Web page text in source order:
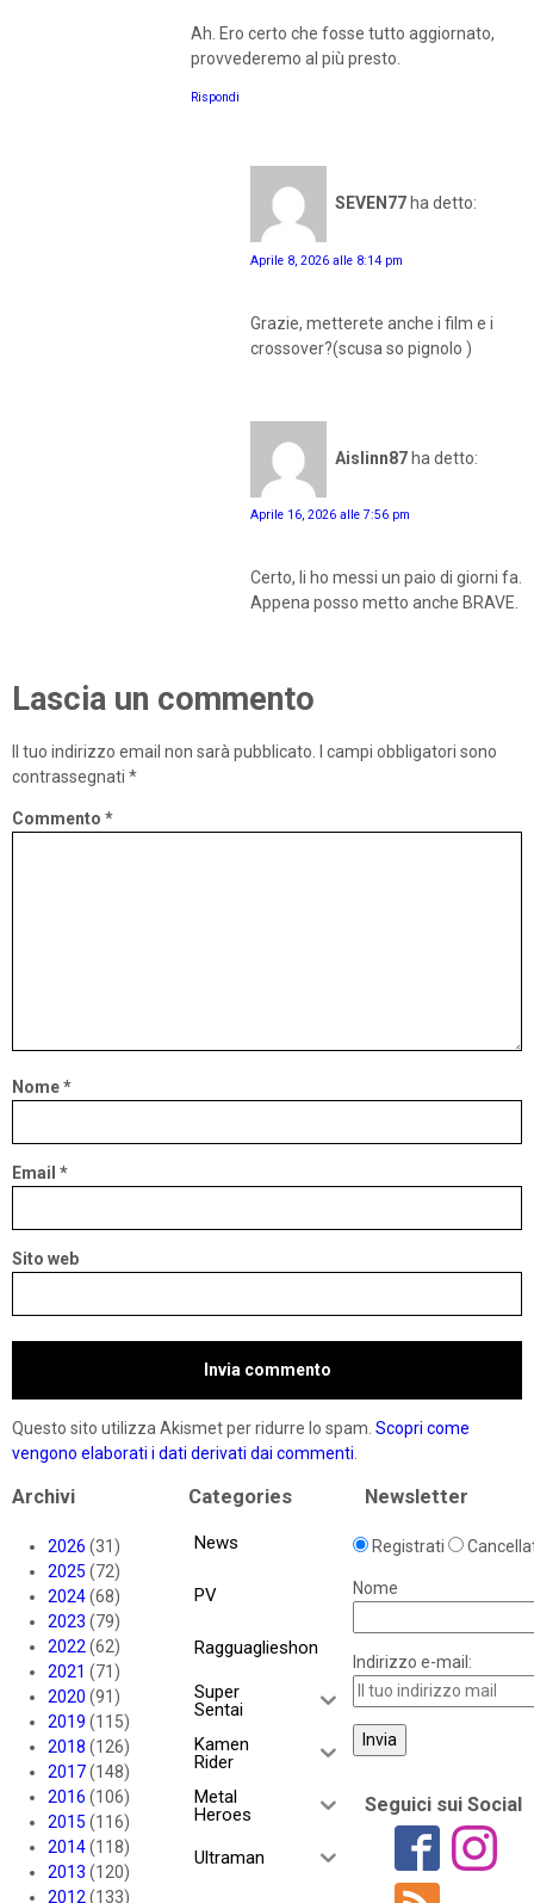
Ah. Ero certo che fosse tutto aggiornato,
provvederemo al più presto.
Rispondi
SEVEN77 ha detto:
Aprile 8, 2026 alle 8:14 pm
Grazie, metterete anche i film e i
crossover?(scusa so pignolo )
Aislinn87 ha detto:
Aprile 16, 2026 alle 7:56 pm
Certo, li ho messi un paio di giorni fa.
Appena posso metto anche BRAVE.
Lascia un commento
Il tuo indirizzo email non sarà pubblicato.
I campi obbligatori sono
contrassegnati *
Commento *
Nome*
Email *
Sito web
Questo sito utilizza Akismet per ridurre lo spam. Scopri come
vengono elaborati i dati derivati dai commenti
Archivi
2026 (31)
2025 (72)
2024(68)
2023 (79)
2022 (62)
2021 (71)
2020 (91)
2019 (115)
2018 (126)
2017(148)
2016 (106)
2015 (116)
2014(118)
2013 (120)
2012 (133)
Categories
News
PV
Ragguaglieshon
Super
Sentai
Kamen
Rider
Metal
Heroes
Ultraman
Newsletter
Registrati
Nome
Indirizzo e-mail:
Seguici sui Social